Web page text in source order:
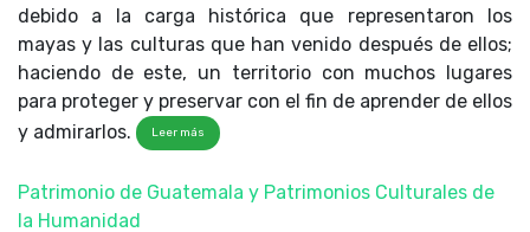
debido a la carga histórica que representaron los
mayas y las culturas que han venido después de ellos;
haciendo de este, un territorio con muchos lugares
para proteger y preservar con el fin de aprender de ellos
y admirarlos.
Leer más
Patrimonio de Guatemala y Patrimonios Culturales de
la Humanidad